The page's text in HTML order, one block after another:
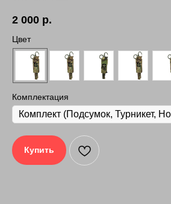
2 000 р.
Цвет
Комплектация
Купить